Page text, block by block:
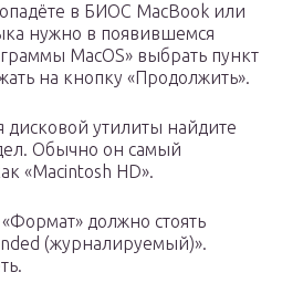
в БИОС MacBook или
нужно в появившемся
MacOS» выбрать пункт
на кнопку «Продолжить».
утилиты найдите
Обычно он самый
«Macintosh HD».
должно стоять
(журналируемый)».